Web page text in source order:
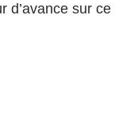
d’avance sur ce